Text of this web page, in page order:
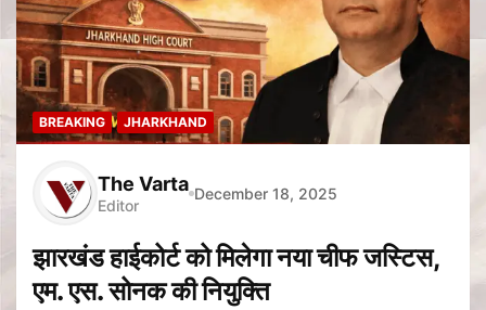
BREAKING JHARKHAND
The Varta
Editor
December 18, 2025
झारखंड हाईकोर्ट को मिलेगा नया चीफ जस्टिस,
एम. एस. सोनक की नियुक्ति